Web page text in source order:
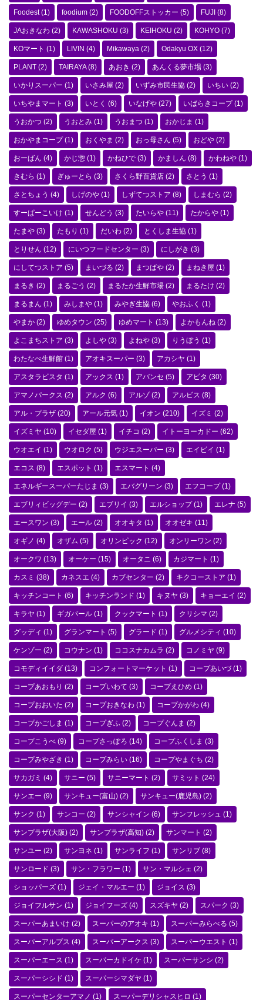
Foodest(1) foodium (2) FOODOFFストッカー (5) FUJI (8)
JAおきなわ (2) KAWASHOKU (3) KEIHOKU (2) KOHYO (7)
KOマート (1) LIVIN (4) Mikawaya (2) Odakyu OX (12)
PLANT (2) TAIRAYA(8) あおき (2) あんくる夢市場 (3)
いかりスーパー (1) いさみ屋 (2) いずみ市民生協 (2) いちい (2)
いちやまマート (3) いとく (6) いなげや (27) いばらきコープ(1)
うおかつ (2) うおとみ (1) うおまつ (1) おかじま (1)
おかやまコープ(1) おくやま (2) おっ母さん (5) おどや (2)
おーばん (4) かじ惣 (1) かねひで (3) かましん (8) かわねや (1)
きむら (1) ぎゅーとら (3) さくら野百貨店 (2) さとう (1)
さとちょう (4) しげのや (1) しずてつストア (8) しまむら (2)
すーぱーこいけ (1) せんどう (3) たいらや (11) たからや (1)
たまや (3) たもり (1) だいわ (2) とくしま生協 (1)
とりせん (12) にいつフードセンター (3) にしがき (3)
にしてつストア (5) まいづる (2) まつばや (2) まねき屋 (1)
まるき (2) まるごう (2) まるたか生鮮市場 (2) まるたけ (2)
まるまん (1) みしまや (1) みやぎ生協 (6) やおふく (1)
やまか (2) ゆめタウン (25) ゆめマート (13) よかもんね (2)
よこまちストア (3) よしや (3) よねや (3) りうぼう (1)
わたなべ生鮮館 (1) アオキスーパー (3) アカシヤ (1)
アスタラビスタ (1) アックス (1) アバンセ (5) アピタ (30)
アマノパークス (2) アルク (6) アルゾ(2) アルビス (8)
アル・プラザ (20) アール元気 (1) イオン (210) イズミ (2)
イズミヤ (10) イセダ屋 (1) イチコ (2) イトーヨーカドー (62)
ウオエイ (1) ウオロク (5) ウジエスーパー (3) エイビイ (1)
エコス (8) エスポット (1) エスマート (4)
エネルギースーパーたじま (3) エバグリーン (3) エフコープ(1)
エブリィビッグデー (2) エブリイ (3) エルショップ(1) エレナ (5)
エースワン (3) エール (2) オオキタ (1) オオゼキ (11)
オギノ (4) オザム (5) オリンピック (12) オンリーワン (2)
オークワ (13) オーケー (15) オータニ (6) カジマート (1)
カスミ (38) カネスエ (4) カブセンター (2) キクコーストア (1)
キッチンコート (6) キッチンランド (1) キヌヤ (3) キョーエイ (2)
キラヤ (1) ギガパール (1) クックマート (1) クリシマ (2)
グッディ (1) グランマート (5) グラード (1) グルメシティ (10)
ケンゾー (2) コウナン (1) ココスナカムラ (2) コノミヤ (9)
コモディイイダ (13) コンフォートマーケット (1) コープあいづ(1)
コープあおもり (2) コープいわて (3) コープえひめ (1)
コープおおいた (2) コープおきなわ (1) コープかがわ (4)
コープかごしま (1) コープぎふ (2) コープぐんま (2)
コープこうべ (9) コープさっぽろ (14) コープふくしま (3)
コープみやざき (1) コープみらい (16) コープやまぐち (2)
サカガミ (4) サニー (5) サニーマート (2) サミット (24)
サンエー (9) サンキュー(富山) (2) サンキュー(鹿児島) (2)
サンク (1) サンコー (2) サンシャイン (6) サンフレッシュ (1)
サンプラザ(大阪) (2) サンプラザ(高知) (2) サンマート (2)
サンユー (2) サンヨネ (1) サンライフ (1) サンリブ (8)
サンロード (3) サン・フラワー (1) サン・マルシェ (2)
ショッパーズ (1) ジェイ・マルエー (1) ジョイス (3)
ジョイフルサン (1) ジョイフーズ (4) スズキヤ (2) スパーク (3)
スーパーあまいけ (2) スーパーのアオキ (1) スーパーみらべる (5)
スーパーアルプス (4) スーパーアークス (3) スーパーウエスト (1)
スーパーエース (1) スーパーカドイケ (1) スーパーサンシ (2)
スーパーシシド (1) スーパーシマダヤ (1)
スーパーセンターアマノ (1) スーパーデリシャスヒロ (1)